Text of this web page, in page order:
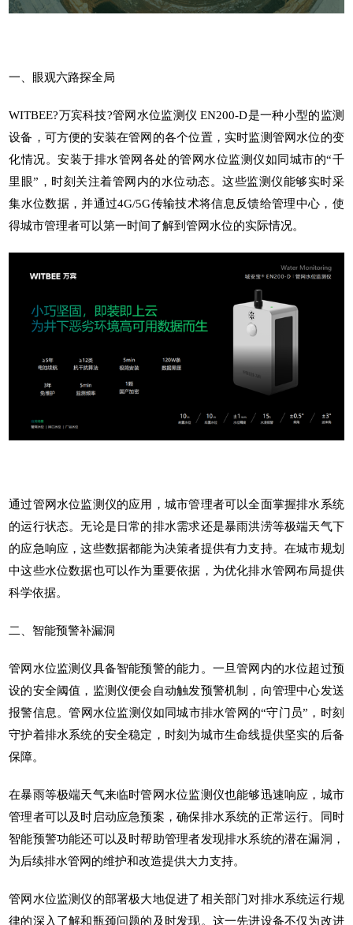
一、眼观六路探全局
WITBEE?万宾科技?管网水位监测仪 EN200-D是一种小型的监测
设备，可方便的安装在管网的各个位置，实时监测管网水位的变
化情况。安装于排水管网各处的管网水位监测仪如同城市的“千
里眼”，时刻关注着管网内的水位动态。这些监测仪能够实时采
集水位数据，并通过4G/5G传输技术将信息反馈给管理中心，使
得城市管理者可以第一时间了解到管网水位的实际情况。
通过管网水位监测仪的应用，城市管理者可以全面掌握排水系统
的运行状态。无论是日常的排水需求还是暴雨洪涝等极端天气下
的应急响应，这些数据都能为决策者提供有力支持。在城市规划
中这些水位数据也可以作为重要依据，为优化排水管网布局提供
科学依据。
二、智能预警补漏洞
管网水位监测仪具备智能预警的能力。一旦管网内的水位超过预
设的安全阈值，监测仪便会自动触发预警机制，向管理中心发送
报警信息。管网水位监测仪如同城市排水管网的“守门员”，时刻
守护着排水系统的安全稳定，时刻为城市生命线提供坚实的后备
保障。
在暴雨等极端天气来临时管网水位监测仪也能够迅速响应，城市
管理者可以及时启动应急预案，确保排水系统的正常运行。同时
智能预警功能还可以及时帮助管理者发现排水系统的潜在漏洞，
为后续排水管网的维护和改造提供大力支持。
管网水位监测仪的部署极大地促进了相关部门对排水系统运行规
律的深入了解和瓶颈问题的及时发现。这一先进设备不仅为改进